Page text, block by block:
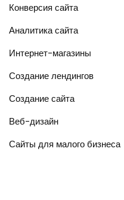
Конверсия сайта
Аналитика сайта
Интернет-магазины
Создание лендингов
Создание сайта
Веб-дизайн
Сайты для малого бизнеса